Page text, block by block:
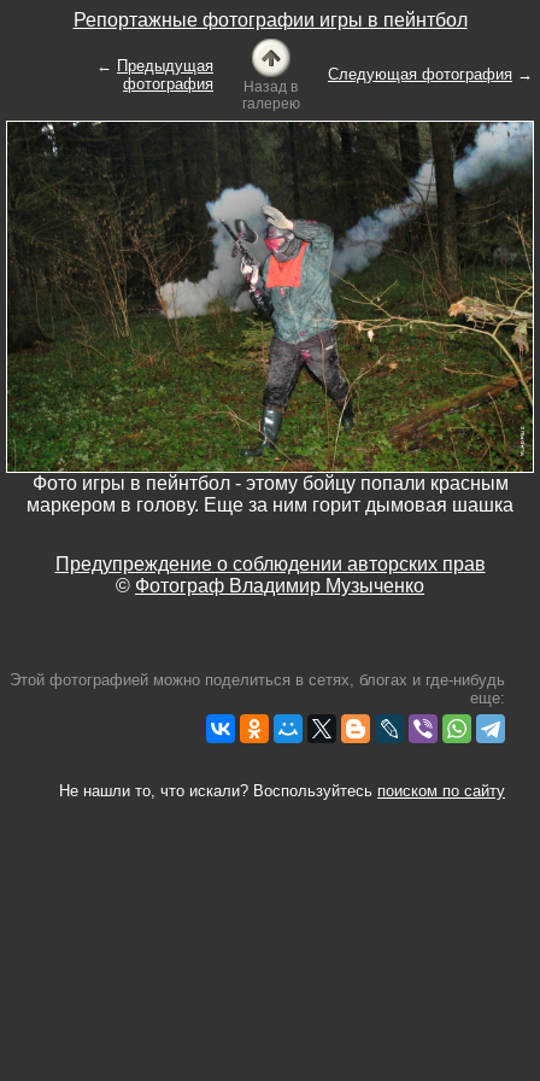
Репортажные фотографии игры в пейнтбол
← Предыдущая
фотография
Назад в
галерею
Следующая фотография →
Фото игры в пейнтбол - этому бойцу попали красным
маркером в голову. Еще за ним горит дымовая шашка
Предупреждение о соблюдении авторских прав
© Фотограф Владимир Музыченко
Этой фотографией можно поделиться в сетях, блогах и где-нибудь
еще:
Не нашли то, что искали? Воспользуйтесь поиском по сайту